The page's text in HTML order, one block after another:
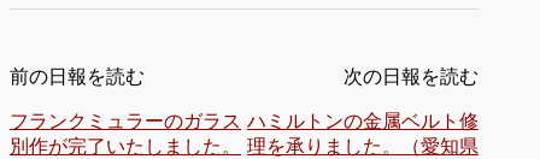
前の日報を読む
フランクミュラーのガラス
別作が完了いたしました。
次の日報を読む
ハミルトンの金属ベルト修
理を承りました。（愛知県